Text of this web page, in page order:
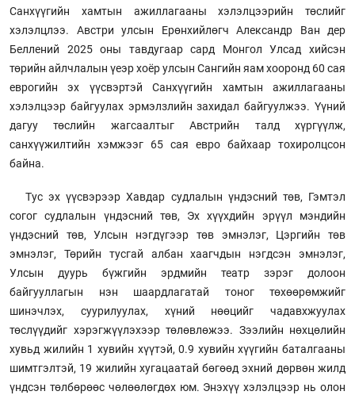
Санхүүгийн хамтын ажиллагааны хэлэлцээрийн төслийг
хэлэлцлээ. Австри улсын Ерөнхийлөгч Александр Ван дер
Беллений 2025 оны тавдугаар сард Монгол Улсад хийсэн
төрийн айлчлалын үеэр хоёр улсын Сангийн яам хооронд 60 сая
еврогийн эх үүсвэртэй Санхүүгийн хамтын ажиллагааны
хэлэлцээр байгуулах эрмэлзлийн захидал байгуулжээ. Үүний
дагуу төслийн жагсаалтыг Австрийн талд хүргүүлж,
санхүүжилтийн хэмжээг 65 сая евро байхаар тохиролцсон
байна.
Тус эх үүсвэрээр Хавдар судлалын үндэсний төв, Гэмтэл
согог судлалын үндэсний төв, Эх хүүхдийн эрүүл мэндийн
үндэсний төв, Улсын нэгдүгээр төв эмнэлэг, Цэргийн төв
эмнэлэг, Төрийн тусгай албан хаагчдын нэгдсэн эмнэлэг,
Улсын дуурь бүжгийн эрдмийн театр зэрэг долоон
байгууллагын нэн шаардлагатай тоног төхөөрөмжийг
шинэчлэх, суурилуулах, хүний нөөцийг чадавхжуулах
төслүүдийг хэрэгжүүлэхээр төлөвлөжээ. Зээлийн нөхцөлийн
хувьд жилийн 1 хувийн хүүтэй, 0.9 хувийн хүүгийн баталгааны
шимтгэлтэй, 19 жилийн хугацаатай бөгөөд эхний дөрвөн жилд
үндсэн төлбөрөөс чөлөөлөгдөх юм. Энэхүү хэлэлцээр нь олон